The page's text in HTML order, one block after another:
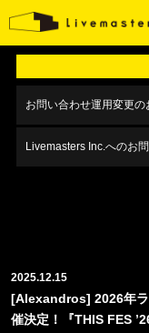
お問い合わせ運用変更の
Livemasters Inc.へのお
2025.12.15
[Alexandros] 2026年ラ
催決定！『THIS FES